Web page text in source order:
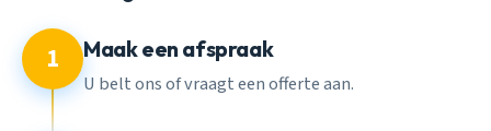
1 Maak een afspraak
U belt ons of vraagt een offerte aan.